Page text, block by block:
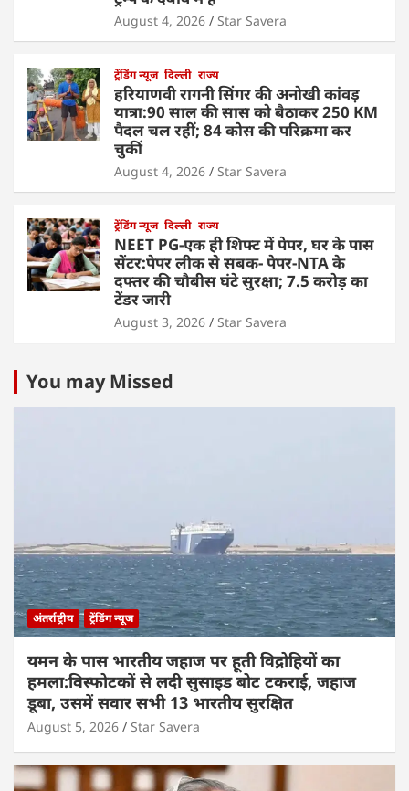
August 4, 2026 Star Savera
ट्रेंडिंग न्यूज दिल्ली राज्य
हरियाणवी रागनी सिंगर की अनोखी कांवड़
यात्रा:90 साल की सास को बैठाकर 250 KM
पैदल चल रहीं; 84 कोस की परिक्रमा कर
चुकीं
August 4, 2026 Star Savera
ट्रेंडिंग न्यूज दिल्ली राज्य
NEET PG-एक ही शिफ्ट में पेपर, घर के पास
सेंटर:पेपर लीक से सबक- पेपर-NTA के
दफ्तर की चौबीस घंटे सुरक्षा; 7.5 करोड़ का
टेंडर जारी
August 3, 2026 Star Savera
You may Missed
अंतर्राष्ट्रीय ट्रेंडिंग न्यूज
यमन के पास भारतीय जहाज पर हूती विद्रोहियों का
हमला:विस्फोटकों से लदी सुसाइड बोट टकराई, जहाज
डूबा, उसमें सवार सभी 13 भारतीय सुरक्षित
August 5, 2026 Star Savera